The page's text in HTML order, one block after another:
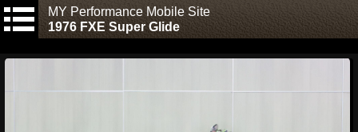
MY Performance Mobile Site
1976 FXE Super Glide